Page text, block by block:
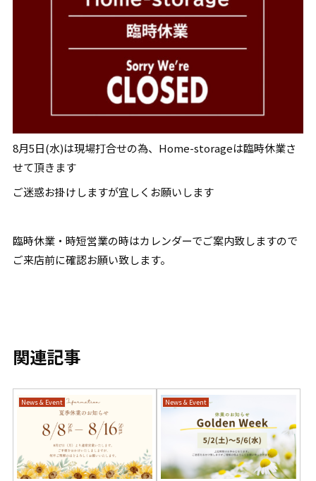
8月5日(水)は現場打合せの為、Home-storageは臨時休業さ
せて頂きます
ご迷惑お掛けしますが宜しくお願いします
臨時休業・時短営業の時はカレンダーでご案内致しますので
ご来店前に確認お願い致します。
関連記事
News & Event News & Event